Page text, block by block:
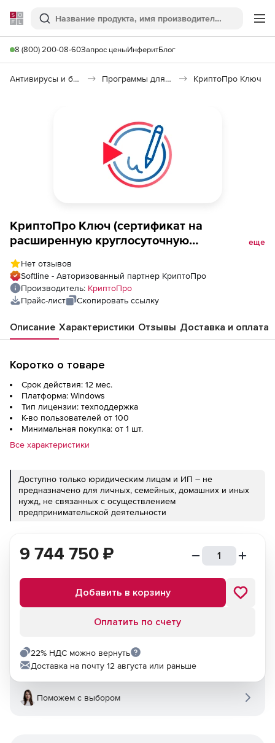
Softline
Поиск
8 (800) 200-08-60Запрос ценыИнферитБлог
Антивирусы и безопасность Программы для защиты информации КриптоПро Ключ
КриптоПро Ключ (сертификат на
расширенную круглосуточную
в кластерной конфигурации на двух
серверах сроком на 1 год), до 100 000
пользователей
еще
Нет отзывов
Softline - Авторизованный партнер КриптоПро
Производитель: КриптоПро
Прайс-лист
Скопировать ссылку
Описание Характеристики Отзывы Доставка и оплата
Коротко о товаре
Срок действия: 12 мес.
Платформа: Windows
Тип лицензии: техподдержка
К-во пользователей от 100
Минимальная покупка: от 1 шт.
Все характеристики
Доступно только юридическим лицам и ИП – не
предназначено для личных, семейных, домашних и иных
нужд, не связанных с осуществлением
предпринимательской деятельности
9 744 750 ₽
Добавить в корзину
Оплатить по счету
22% НДС можно вернуть
Доставка на почту 12 августа или раньше
Поможем с выбором